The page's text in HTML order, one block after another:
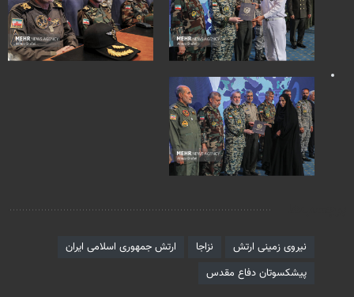
نیروی زمینی ارتش نزاجا
ارتش جمهوری اسلامی ایران
پیشکسوتان دفاع مقدس